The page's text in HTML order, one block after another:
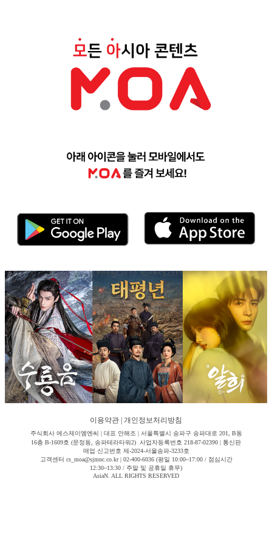
이용약관 개인정보처리방침
주식회사 에스제이엠엔씨 | 대표 안해조 | 서울특별시 송파구 송파대로 201, B동
16층 B-1609호 (문정동, 송파테라타워2) 사업자등록번호 218-87-02390 | 통신판
매업 신고번호 제-2024-서울송파-3233호
고객센터 cs_moa@sjmnc.co.kr | 02-400-6036 (평일 10:00~17:00 / 점심시간
12:30~13:30 / 주말 및 공휴일 휴무)
AsiaN. ALL RIGHTS RESERVED